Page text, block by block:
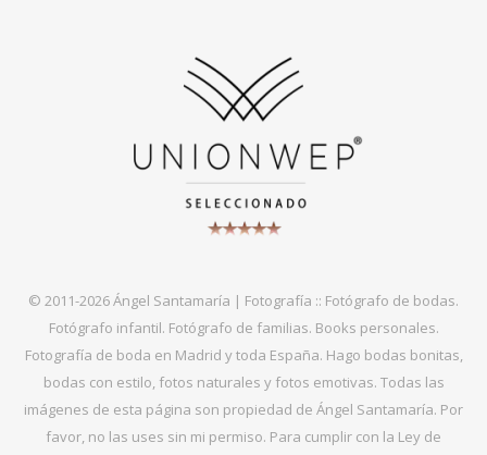
© 2011-2026 Ángel Santamaría | Fotografía :: Fotógrafo de bodas.
Fotógrafo infantil. Fotógrafo de familias. Books personales.
Fotografía de boda en Madrid y toda España. Hago bodas bonitas,
bodas con estilo, fotos naturales y fotos emotivas. Todas las
imágenes de esta página son propiedad de Ángel Santamaría. Por
favor, no las uses sin mi permiso. Para cumplir con la Ley de